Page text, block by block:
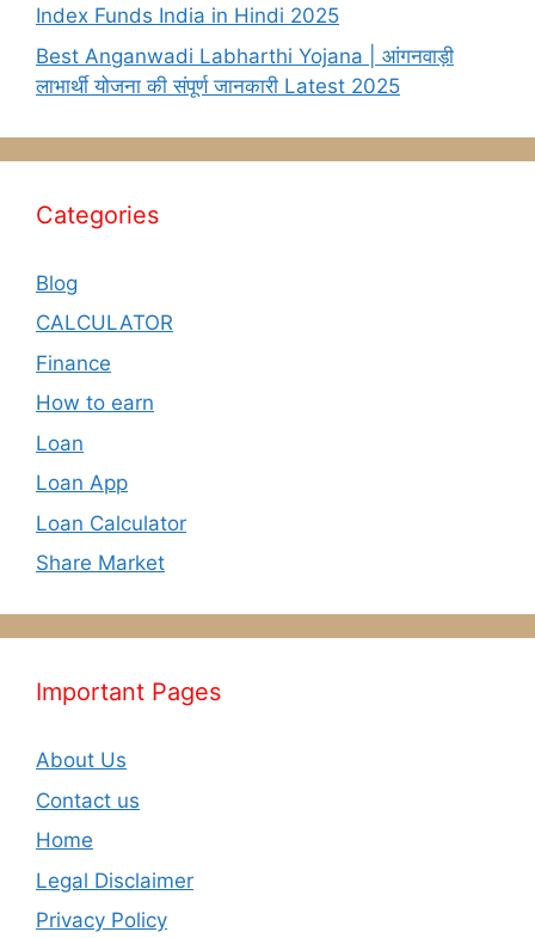
Index Funds India in Hindi 2025
Best Anganwadi Labharthi Yojana | आंगनवाड़ी
लाभार्थी योजना की संपूर्ण जानकारी Latest 2025
Categories
Blog
CALCULATOR
Finance
How to earn
Loan
Loan App
Loan Calculator
Share Market
Important Pages
About Us
Contact us
Home
Legal Disclaimer
Privacy Policy